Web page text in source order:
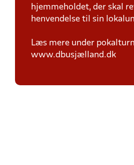
hjemmeholdet, der skal
henvendelse til sin
Læs mere under
www.dbusjælland.dk